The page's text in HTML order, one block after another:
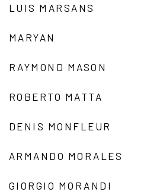
LUIS MARSANS
MARYAN
RAYMOND MASON
ROBERTO MATTA
DENIS MONFLEUR
ARMANDO MORALES
GIORGIO MORANDI